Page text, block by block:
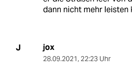
dann nicht mehr leisten
J jox
28.09.2021, 22:23 Uhr